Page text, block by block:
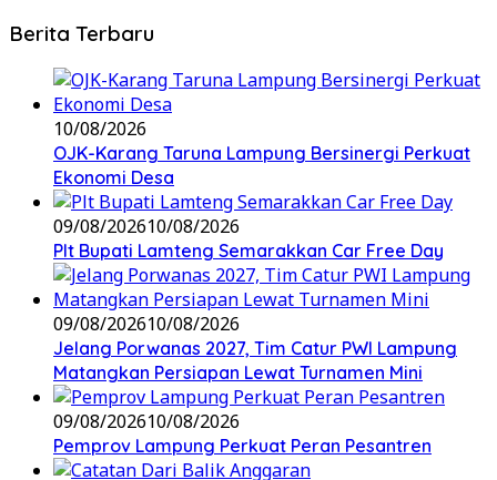
Berita Terbaru
10/08/2026
OJK-Karang Taruna Lampung Bersinergi Perkuat
Ekonomi Desa
09/08/202610/08/2026
Plt Bupati Lamteng Semarakkan Car Free Day
09/08/202610/08/2026
Jelang Porwanas 2027, Tim Catur PWI Lampung
Matangkan Persiapan Lewat Turnamen Mini
09/08/202610/08/2026
Pemprov Lampung Perkuat Peran Pesantren